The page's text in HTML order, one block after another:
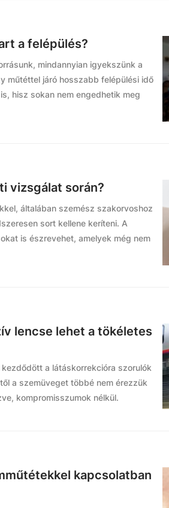
a felépülés?
mindannyian igyekszünk a
műtéttel járó hosszabb felépülési idő
hisz sokan nem engedhetik meg
vizsgálat során?
általában szemész szakorvoshoz
sort kellene keríteni. A
is észrevehet, amelyek még nem
lencse lehet a tökéletes
a látáskorrekcióra szorulók
a szemüveget többé nem érezzük
kompromisszumok nélkül.
kapcsolatban